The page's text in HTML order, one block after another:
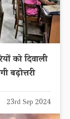
को दिवाली
बढ़ोत्तरी
23rd Sep 2024